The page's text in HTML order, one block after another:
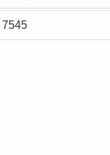
7545